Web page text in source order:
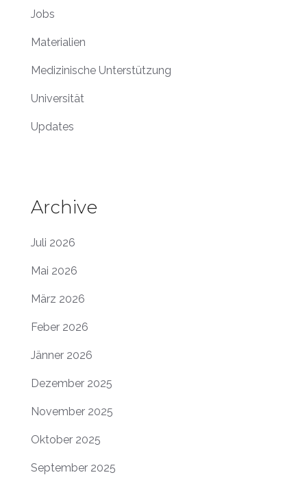
Jobs
Materialien
Medizinische Unterstützung
Universität
Updates
Archive
Juli 2026
Mai 2026
März 2026
Feber 2026
Jänner 2026
Dezember 2025
November 2025
Oktober 2025
September 2025